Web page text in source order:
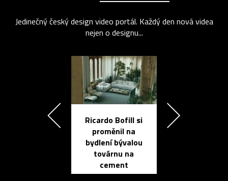
Jedinečný český design video portál. Každý den nová videa
nejen o designu...
Ricardo Bofill si
proměnil na
bydlení bývalou
továrnu na
cement